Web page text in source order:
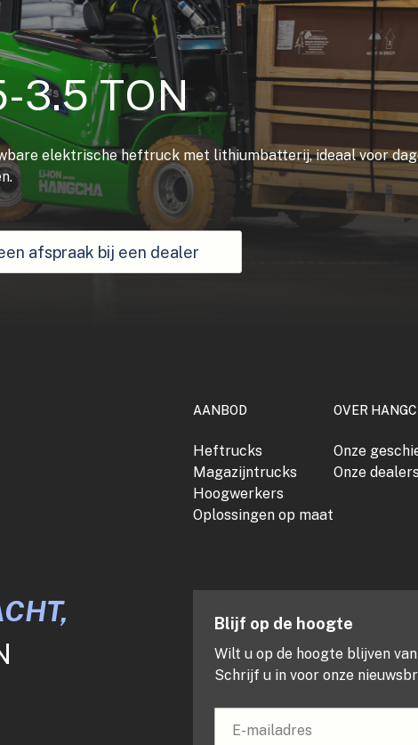
3.5 TON
elektrische heftruck met lithiumbatterij, ideaal voor
afspraak bij een dealer
AANBOD
Heftrucks
Magazijntrucks
Hoogwerkers
Oplossingen op maat
OVER
Onze
Onze dealers
Blijf op de hoogte
Wilt u op de hoogte blijven
Schrijf u in voor onze